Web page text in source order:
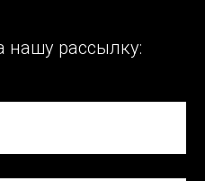
нашу рассылку: